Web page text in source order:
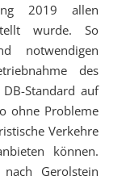
2019 allen
wurde. So
notwendigen
des
Standard auf
ohne Probleme
Verkehre
können.
Gerolstein